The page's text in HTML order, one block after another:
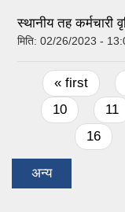
स्थानीय तह कर्मचारी
मिति: 02/26/2023 -
Pages
« first
10
11
16
अन्य